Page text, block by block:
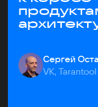
Сергей
VK, Tarantool